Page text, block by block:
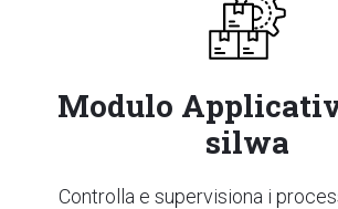
Modulo
silwa
Controlla e supervisiona i